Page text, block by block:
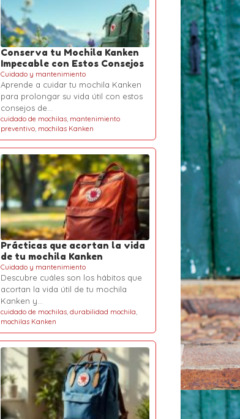
Conserva tu Mochila Kanken
Impecable con Estos Consejos
Cuidado y mantenimiento
Aprende a cuidar tu mochila Kanken
para prolongar su vida útil con estos
consejos de…
cuidado de mochilas, mantenimiento
preventivo, mochilas Kanken
Prácticas que acortan la vida
de tu mochila Kanken
Cuidado y mantenimiento
Descubre cuáles son los hábitos que
acortan la vida útil de tu mochila
Kanken y…
cuidado de mochilas, durabilidad mochila,
mochilas Kanken